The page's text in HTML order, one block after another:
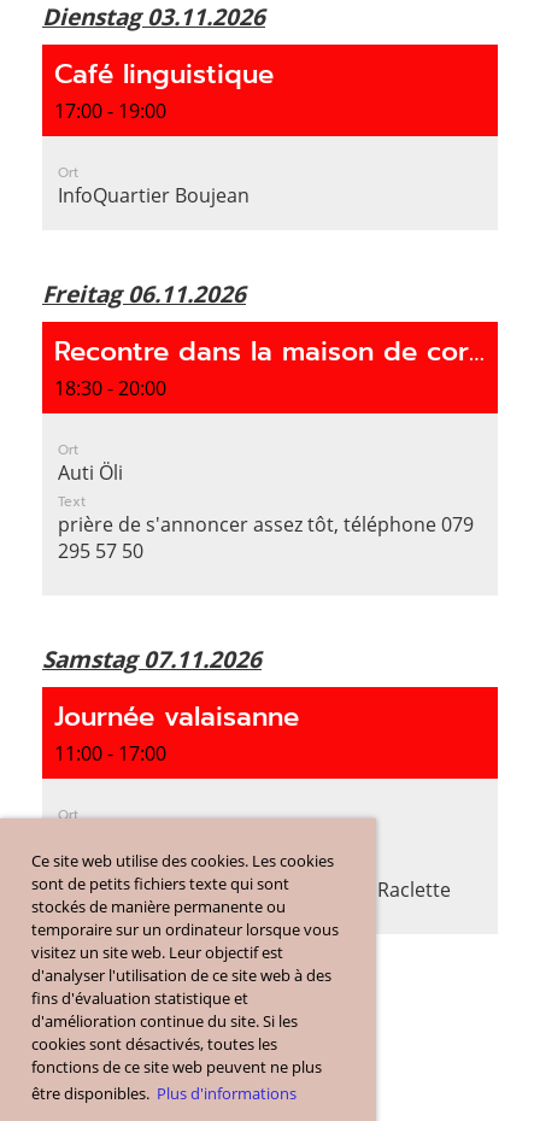
Ce site web utilise des cookies. Les cookies
sont de petits fichiers texte qui sont
stockés de manière permanente ou
temporaire sur un ordinateur lorsque vous
visitez un site web. Leur objectif est
d'analyser l'utilisation de ce site web à des
fins d'évaluation statistique et
d'amélioration continue du site. Si les
cookies sont désactivés, toutes les
fonctions de ce site web peuvent ne plus
être disponibles. Plus d'informations
Dienstag 03.11.2026
Café linguistique
17:00 - 19:00
Ort
InfoQuartier Boujean
Freitag 06.11.2026
Recontre dans la maison de corporation
18:30 - 20:00
Ort
Auti Öli
Text
prière de s'annoncer assez tôt, téléphone 079
295 57 50
Samstag 07.11.2026
Journée valaisanne
11:00 - 17:00
Ort
Text
avec "z'Hansrüedi", vin du Valais et Raclette